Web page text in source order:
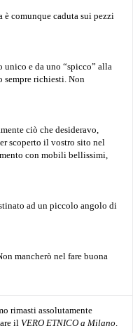
comunque caduta sui pezzi
e da uno “spicco” alla
sempre richiesti. Non
ciò che desideravo,
scoperto il vostro sito nel
con mobili bellissimi,
ad un piccolo angolo di
mancherò nel fare buona
rimasti assolutamente
il VERO ETNICO a Milano.